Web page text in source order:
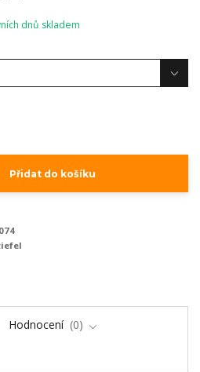
dnů skladem
Přidat do košíku
Hodnocení
0